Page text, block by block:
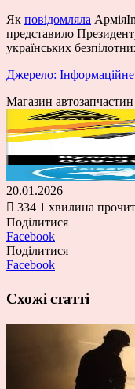
Як повідомляла
представило
українських
Джерело:
Магазин
20.01.2026
334 1 хвилина
Поділитися
Facebook
Поділитися
Facebook
Схожі статті